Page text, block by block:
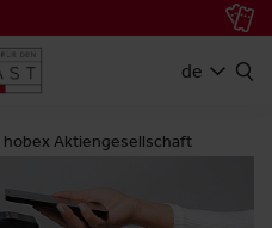
de
SUCHEN
hobex Aktiengesellschaft